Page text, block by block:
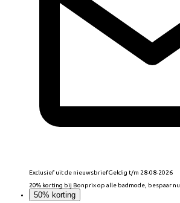
Exclusief uit de nieuwsbriefGeldig t/m 28-08-2026
20% korting bij Bonprix op alle badmode, bespaar nu
50% korting